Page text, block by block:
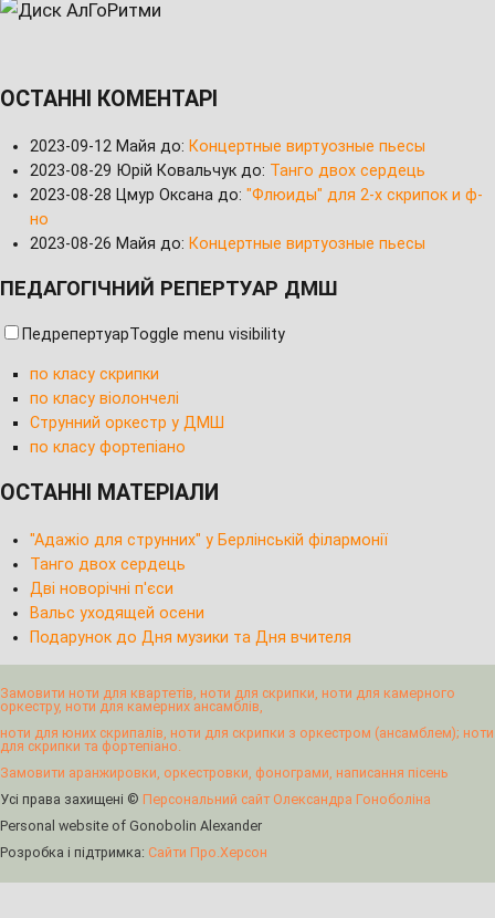
ОСТАННІ КОМЕНТАРІ
2023-09-12 Майя до: Концертные виртуозные пьесы
2023-08-29 Юрій Ковальчук до: Танго двох сердець
2023-08-28 Цмур Оксана до: "Флюиды" для 2-х скрипок и ф-
но
2023-08-26 Майя до: Концертные виртуозные пьесы
ПЕДАГОГІЧНИЙ РЕПЕРТУАР ДМШ
ПедрепертуарToggle menu visibility
по класу скрипки
по класу віолончелі
Струнний оркестр у ДМШ
по класу фортепіано
ОСТАННІ МАТЕРІАЛИ
"Адажіо для струнних" у Берлінській філармонії
Танго двох сердець
Дві новорічні п'єси
Вальс уходящей осени
Подарунок до Дня музики та Дня вчителя
Замовити ноти для квартетів, ноти для скрипки, ноти для камерного
оркестру, ноти для камерних ансамблів,
ноти для юних скрипалів, ноти для скрипки з оркестром (ансамблем); ноти
для скрипки та фортепіано.
Замовити аранжировки, оркестровки, фонограми, написання пісень
Усі права захищені © Персональний сайт Олександра Гоноболіна
Personal website of Gonobolin Alexander
Розробка і підтримка: Сайти Про.Херсон